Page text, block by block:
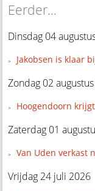
Eerder...
Dinsdag 04
Jakobsen is klaar
Zondag 02
Hoogendoorn
Zaterdag 01
Van Uden verkast
Vrijdag 24 juli 2026